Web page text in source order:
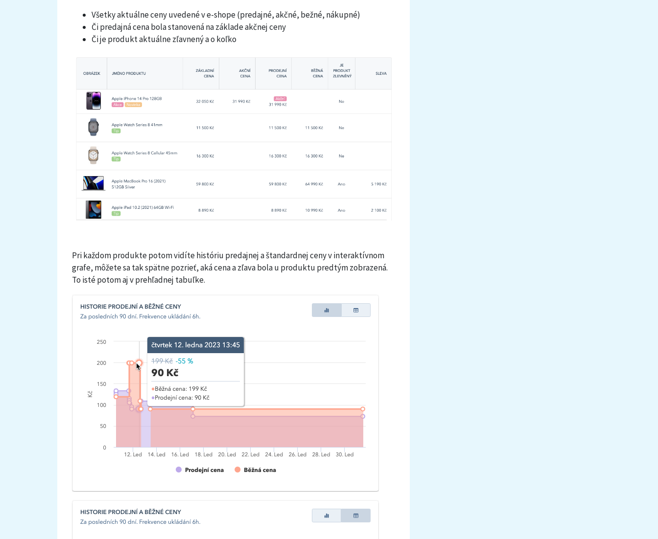
Všetky aktuálne ceny uvedené v e-shope (predajné, akčné, bežné, nákupné)
Či predajná cena bola stanovená na základe akčnej ceny
Či je produkt aktuálne zľavnený a o koľko
Pri každom produkte potom vidíte históriu predajnej a štandardnej ceny v interaktívnom
grafe, môžete sa tak spätne pozrieť, aká cena a zľava bola u produktu predtým zobrazená.
To isté potom aj v prehľadnej tabuľke.